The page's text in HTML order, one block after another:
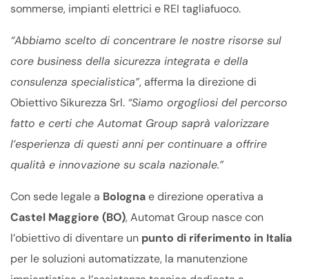
sommerse, impianti elettrici e REI tagliafuoco.
“Abbiamo scelto di concentrare le nostre risorse sul
core business della sicurezza integrata e della
consulenza specialistica”, afferma la direzione di
Obiettivo Sikurezza Srl. “Siamo orgogliosi del percorso
fatto e certi che Automat Group saprà valorizzare
l’esperienza di questi anni per continuare a offrire
qualità e innovazione su scala nazionale.”
Con sede legale a Bolognae direzione operativa a
Castel Maggiore (BO), Automat Group nasce con
l’obiettivo di diventare un punto di riferimento in Italia
per le soluzioni automatizzate, la manutenzione